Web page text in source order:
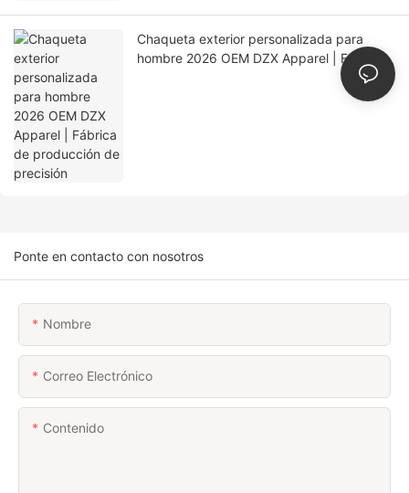
Chaqueta exterior personalizada para
hombre 2026 OEM DZX Apparel | Fábrica
Ponte en contacto con nosotros
Nombre
Correo Electrónico
Contenido